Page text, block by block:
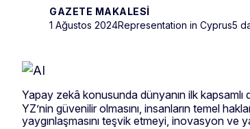
GAZETE MAKALESI
1 Ağustos 2024Representation in Cyprus5
Yapay zekâ konusunda dünyanın ilk kapsamlı
YZ’nin güvenilir olmasını, insanların temel
yaygınlaşmasını teşvik etmeyi, inovasyon ve